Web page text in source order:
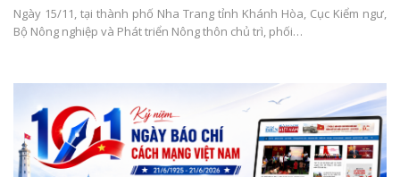
Ngày 15/11, tại thành phố Nha Trang tỉnh Khánh Hòa, Cục Kiểm ngư,
Bộ Nông nghiệp và Phát triển Nông thôn chủ trì, phối…